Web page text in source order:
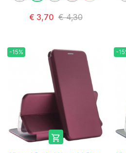
€ 3,70 € 4,30
-15%

-